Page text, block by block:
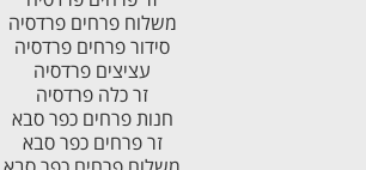
משלוח פרחים פרדסיה
סידור פרחים פרדסיה
עציצים פרדסיה
זר כלה פרדסיה
חנות פרחים כפר סבא
זר פרחים כפר סבא